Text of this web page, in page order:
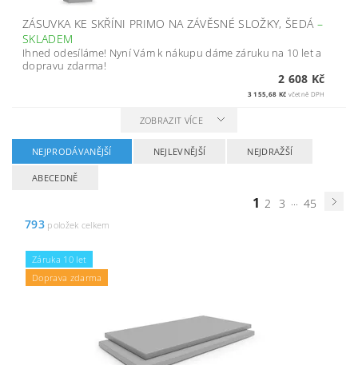
ZÁSUVKA KE SKŘÍNI PRIMO NA ZÁVĚSNÉ SLOŽKY, ŠEDÁ –
SKLADEM
Ihned odesíláme! Nyní Vám k nákupu dáme záruku na 10 let a
dopravu zdarma!
2 608 Kč
3 155,68 Kč včetně DPH
ZOBRAZIT VÍCE
NEJPRODÁVANĚJŠÍ NEJLEVNĚJŠÍ NEJDRAŽŠÍ
ABECEDNĚ
1 2 3 ... 45
793položek celkem
Záruka 10 let
Doprava zdarma